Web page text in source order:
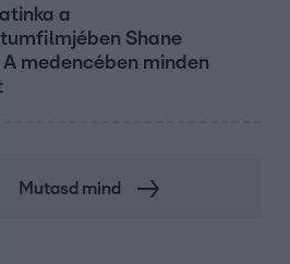
a
Shane
A medencében minden
Mutasd mind